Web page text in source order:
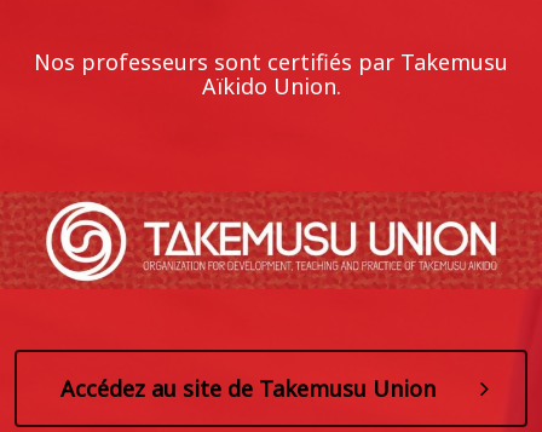
Nos professeurs sont certifiés par Takemusu
Aïkido Union.
Accédez au site de Takemusu Union